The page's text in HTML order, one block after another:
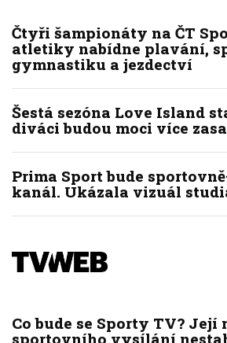
Čtyři šampionáty na ČT
atletiky nabídne plavání,
gymnastiku a jezdectví
Šestá sezóna Love Island
diváci budou moci více
Prima Sport bude
kanál. Ukázala vizuál
Co bude se Sporty TV? Její
sportovního vysílání